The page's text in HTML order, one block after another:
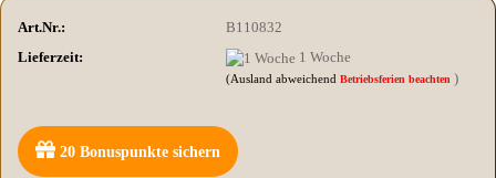
Art.Nr.:
B110832
Lieferzeit:
1 Woche
(Ausland abweichendBetriebsferien beachten )
20 Bonuspunkte sichern